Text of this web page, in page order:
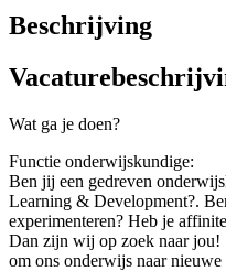
Beschrijving
Wat ga je doen?
Functie onderwijskundige:
Ben jij een gedreven
Learning & Development?.
experimenteren? Heb je
Dan zijn wij op zoek naar jou!
om ons onderwijs naar